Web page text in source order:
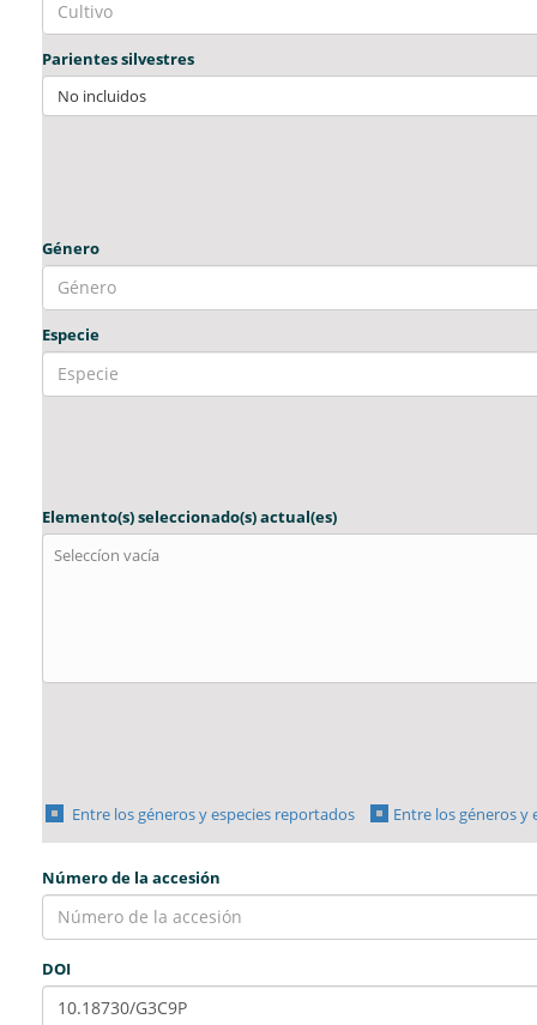
Parientes silvestres
No incluidos
Género
Especie
Elemento(s) seleccionado(s) actual(es)
Seleccíon vacía
Entre los géneros y especies reportados Entre los géneros y
Número de la accesión
DOI